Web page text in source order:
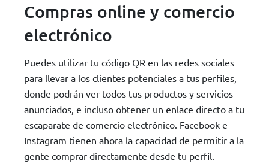
Compras online y comercio
electrónico
Puedes utilizar tu código QR en las redes sociales
para llevar a los clientes potenciales a tus perfiles,
donde podrán ver todos tus productos y servicios
anunciados, e incluso obtener un enlace directo a tu
escaparate de comercio electrónico. Facebook e
Instagram tienen ahora la capacidad de permitir a la
gente comprar directamente desde tu perfil.